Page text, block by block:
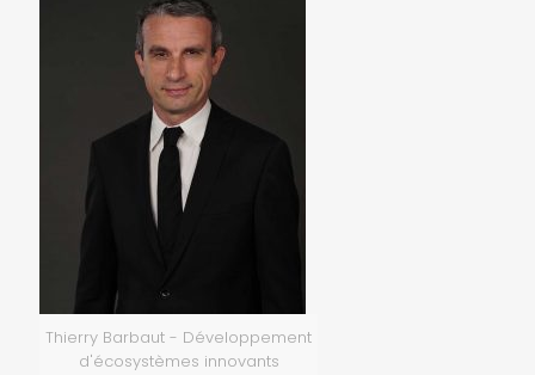
Thierry Barbaut - Développement
d'écosystèmes innovants